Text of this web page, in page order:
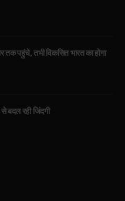
तक पहुंचे, तभी विकसित भारत का होगा
बदल रही जिंदगी